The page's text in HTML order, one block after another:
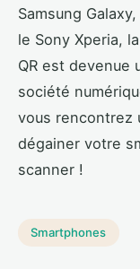
Samsung
le Sony Xperia,
QR est devenue
société
vous rencontrez
dégainer votre
scanner !
Smartphones